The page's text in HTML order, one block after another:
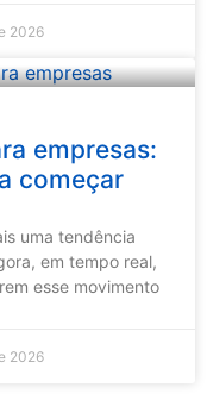
2026
empresas:
começar
uma tendência
em tempo real,
esse movimento
2026